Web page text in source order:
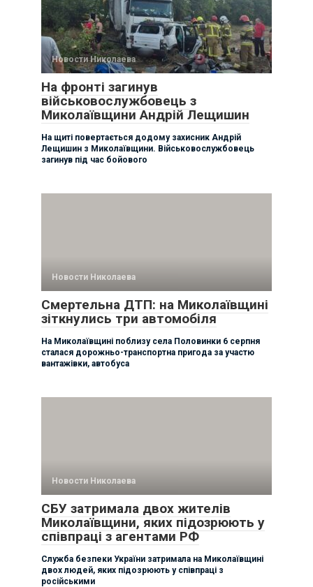
Новости Николаева
На фронті загинув
військовослужбовець з
Миколаївщини Андрій Лещишин
На щиті повертається додому захисник Андрій
Лещишин з Миколаївщини. Військовослужбовець
загинув під час бойового
Новости Николаева
Смертельна ДТП: на Миколаївщині
зіткнулись три автомобіля
На Миколаївщині поблизу села Половинки 6 серпня
сталася дорожньо-транспортна пригода за участю
вантажівки, автобуса
Новости Николаева
СБУ затримала двох жителів
Миколаївщини, яких підозрюють у
співпраці з агентами РФ
Служба безпеки України затримала на Миколаївщині
двох людей, яких підозрюють у співпраці з
російськими